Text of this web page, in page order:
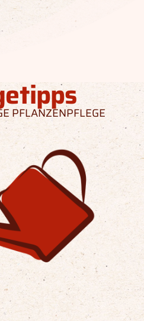
PFLANZENPFLEGE